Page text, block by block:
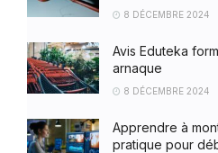
8 DÉCEMBRE 2024
Avis Eduteka
arnaque
8 DÉCEMBRE 2024
Apprendre à
pratique pour